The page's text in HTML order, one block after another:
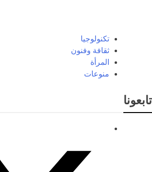
تكنولوجيا
ثقافة وفنون
المرأة
منوعات
تابعونا